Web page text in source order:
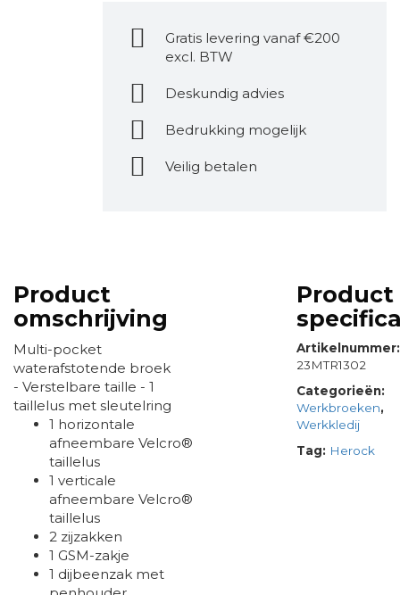
Gratis levering vanaf €200
excl. BTW
Deskundig advies
Bedrukking mogelijk
Veilig betalen
Product
omschrijving
Multi-pocket
waterafstotende broek
- Verstelbare taille - 1
taillelus met sleutelring
1 horizontale
afneembare Velcro®
taillelus
1 verticale
afneembare Velcro®
taillelus
2 zijzakken
1 GSM-zakje
1 dijbeenzak met
Product
Artikelnummer:
23MTR1302
Categorieën:
Werkbroeken,
Werkkledij
Tag: Herock